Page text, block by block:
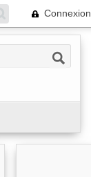
Connexion